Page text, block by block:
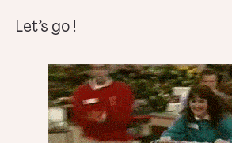
Let’s go !